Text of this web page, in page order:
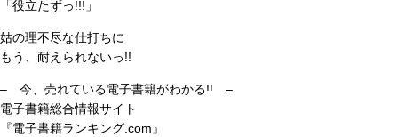
「役立たずっ!!!」
姑の理不尽な仕打ちに
もう、耐えられないっ!!
– 今、売れている電子書籍がわかる!! –
電子書籍総合情報サイト
『電子書籍ランキング.com』